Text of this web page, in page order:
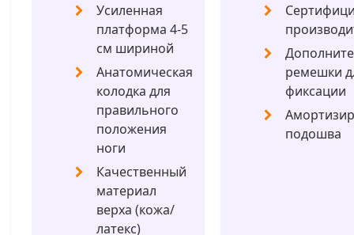
Усиленная
платформа 4-5
см шириной
Анатомическая
колодка для
правильного
положения
ноги
Качественный
материал
верха (кожа/
латекс)
ремешки
фиксации
подошва